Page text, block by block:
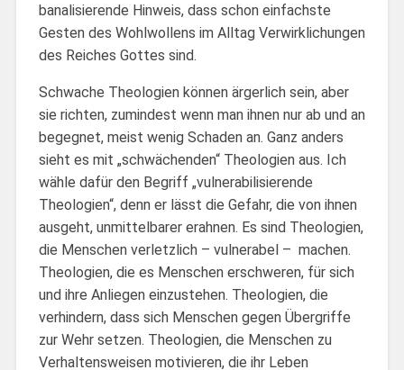
banalisierende Hinweis, dass schon einfachste
Gesten des Wohlwollens im Alltag Verwirklichungen
des Reiches Gottes sind.
Schwache Theologien können ärgerlich sein, aber
sie richten, zumindest wenn man ihnen nur ab und an
begegnet, meist wenig Schaden an. Ganz anders
sieht es mit „schwächenden“ Theologien aus. Ich
wähle dafür den Begriff „vulnerabilisierende
Theologien“, denn er lässt die Gefahr, die von ihnen
ausgeht, unmittelbarer erahnen. Es sind Theologien,
die Menschen verletzlich – vulnerabel – machen.
Theologien, die es Menschen erschweren, für sich
und ihre Anliegen einzustehen. Theologien, die
verhindern, dass sich Menschen gegen Übergriffe
zur Wehr setzen. Theologien, die Menschen zu
Verhaltensweisen motivieren, die ihr Leben